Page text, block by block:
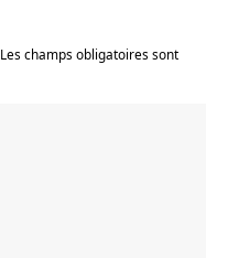
Les champs obligatoires sont